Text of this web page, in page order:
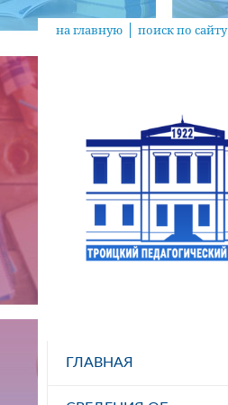
на главную поиск по сайту
ГЛАВНАЯ